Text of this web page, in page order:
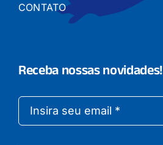
CONTATO
Receba nossas novidades!